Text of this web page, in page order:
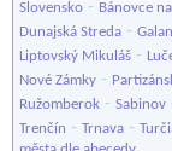
Slovensko - Bánovce
Dunajská Streda -
Liptovský Mikuláš -
Nové Zámky -
Ružomberok - Sabinov
Trenčín - Trnava -